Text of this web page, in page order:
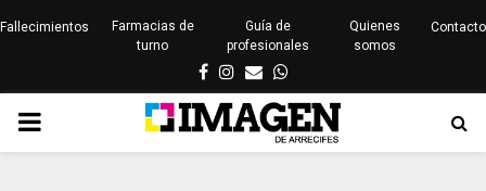
Fallecimientos
Farmacias de
turno
Guía de
profesionales
Quienes
somos
Contacto
Facebook
Instagram
EmailWhatsapp
PRIMARY